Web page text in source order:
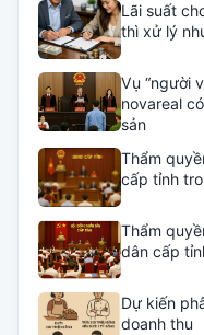
Lãi suất
thì xử lý
Vụ “người
novareal
sản
Thẩm
cấp tỉnh
Thẩm
dân cấp
Dự kiến
doanh thu